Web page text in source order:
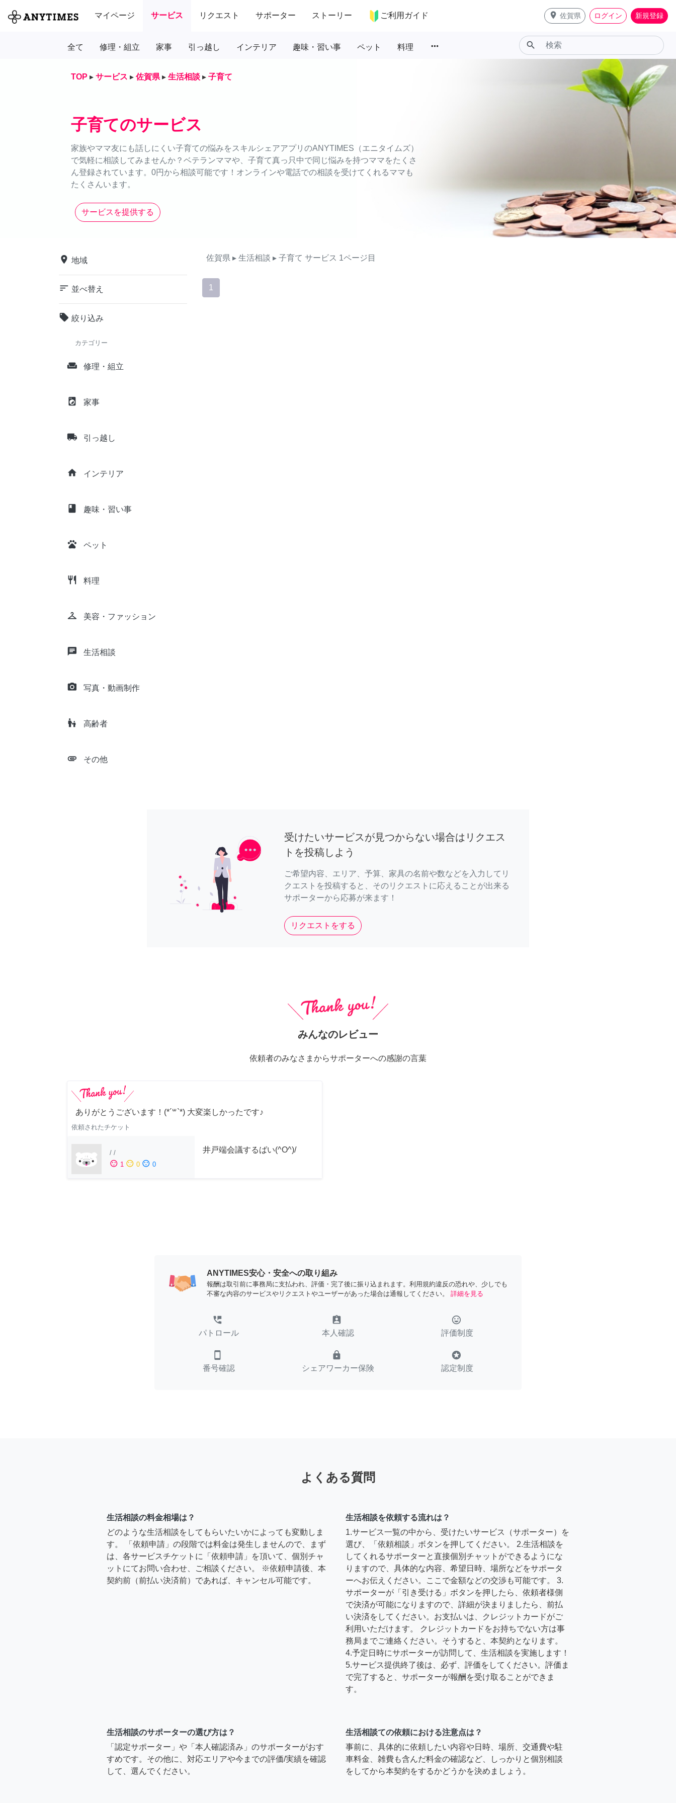
マイページ サービス リクエスト サポーター ストーリー ご利用ガイド place 佐賀県 ログイン 新規登録
全て 修理・組立 家事 引っ越し インテリア 趣味・習い事 ペット 料理 more_horiz search
TOP ▸ サービス ▸ 佐賀県 ▸ 生活相談 ▸ 子育て
子育てのサービス
家族やママ友にも話しにくい子育ての悩みをスキルシェアアプリのANYTIMES（エニタイムズ）
で気軽に相談してみませんか？ベテランママや、子育て真っ只中で同じ悩みを持つママをたくさ
ん登録されています。0円から相談可能です！オンラインや電話での相談を受けてくれるママも
たくさんいます。
サービスを提供する
place 地域
sort 並べ替え
local_offer 絞り込み
カテゴリー
weekend 修理・組立
local_laundry_service 家事
local_shipping 引っ越し
home インテリア
class 趣味・習い事
pets ペット
restaurant 料理
checkroom 美容・ファッション
chat 生活相談
camera_alt 写真・動画制作
escalator_warning 高齢者
attachment その他
佐賀県 ▸ 生活相談 ▸ 子育て サービス 1ページ目
1
受けたいサービスが見つからない場合はリクエス
トを投稿しよう
ご希望内容、エリア、予算、家具の名前や数などを入力してリ
クエストを投稿すると、そのリクエストに応えることが出来る
サポーターから応募が来ます！
リクエストをする
みんなのレビュー
依頼者のみなさまからサポーターへの感謝の言葉
ありがとうございます！(*´꒳`*) 大変楽しかったです♪
依頼されたチケット
/ /
sentiment_satisfied 1 sentiment_neutral 0 sentiment_dissatisfied 0
井戸端会議するばい(^O^)/
ANYTIMES安心・安全への取り組み
報酬は取引前に事務局に支払われ、評価・完了後に振り込まれます。利用規約違反の恐れや、少しでも
不審な内容のサービスやリクエストやユーザーがあった場合は通報してください。
詳細を見る
perm_phone_msg
パトロール
assignment_ind
本人確認
tag_faces
評価制度
smartphone
番号確認
lock
シェアワーカー保険
stars
認定制度
よくある質問
生活相談の料金相場は？
どのような生活相談をしてもらいたいかによっても変動しま
す。 「依頼申請」の段階では料金は発生しませんので、まず
は、各サービスチケットに「依頼申請」を頂いて、個別チャ
ットにてお問い合わせ、ご相談ください。 ※依頼申請後、本
契約前（前払い決済前）であれば、キャンセル可能です。
生活相談を依頼する流れは？
1.サービス一覧の中から、受けたいサービス（サポーター）を
選び、「依頼相談」ボタンを押してください。 2.生活相談を
してくれるサポーターと直接個別チャットができるようにな
りますので、具体的な内容、希望日時、場所などをサポータ
ーへお伝えください。ここで金額などの交渉も可能です。 3.
サポーターが「引き受ける」ボタンを押したら、依頼者様側
で決済が可能になりますので、詳細が決まりましたら、前払
い決済をしてください。お支払いは、クレジットカードがご
利用いただけます。 クレジットカードをお持ちでない方は事
務局までご連絡ください。そうすると、本契約となります。
4.予定日時にサポーターが訪問して、生活相談を実施します！
5.サービス提供終了後は、必ず、評価をしてください。評価ま
で完了すると、サポーターが報酬を受け取ることができま
す。
生活相談のサポーターの選び方は？
「認定サポーター」や「本人確認済み」のサポーターがおす
すめです。その他に、対応エリアや今までの評価/実績を確認
して、選んでください。
生活相談ての依頼における注意点は？
事前に、具体的に依頼したい内容や日時、場所、交通費や駐
車料金、雑費も含んだ料金の確認など、しっかりと個別相談
をしてから本契約をするかどうかを決めましょう。